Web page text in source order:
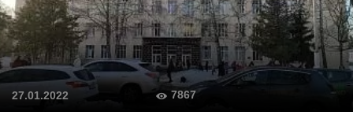
27.01.2022 7867